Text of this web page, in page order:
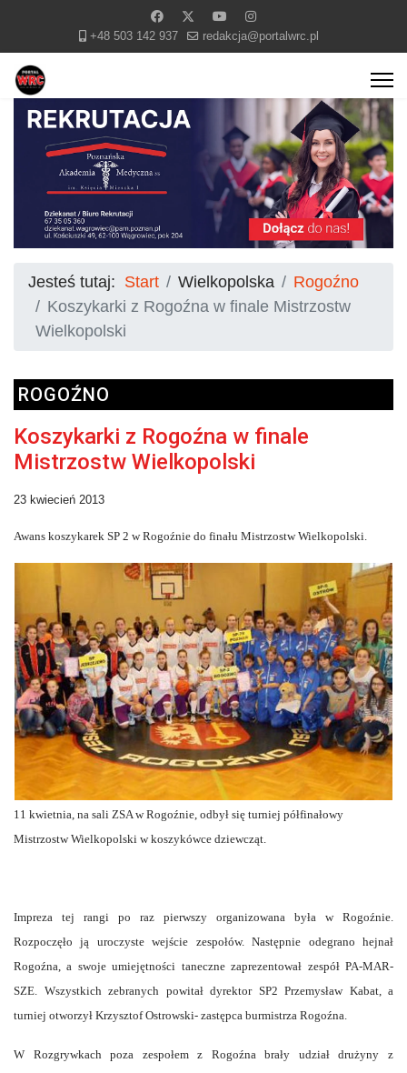
+48 503 142 937 redakcja@portalwrc.pl
Jesteś tutaj: Start Wielkopolska
Rogoźno
Koszykarki z Rogoźna w finale Mistrzostw
Wielkopolski
ROGOŹNO
Koszykarki z Rogoźna w finale
Mistrzostw Wielkopolski
23 kwiecień 2013
Awans koszykarek SP 2 w Rogoźnie do finału Mistrzostw Wielkopolski.
11 kwietnia, na sali ZSA w Rogoźnie, odbył się turniej półfinałowy
Mistrzostw Wielkopolski w koszykówce dziewcząt.
Impreza tej rangi po raz pierwszy organizowana była w Rogoźnie.
Rozpoczęło ją uroczyste wejście zespołów. Następnie odegrano hejnał
Rogoźna, a swoje umiejętności taneczne zaprezentował zespół PA-MAR-
SZE. Wszystkich zebranych powitał dyrektor SP2 Przemysław Kabat, a
turniej otworzył Krzysztof Ostrowski- zastępca burmistrza Rogoźna.
W Rozgrywkach poza zespołem z Rogoźna brały udział drużyny z